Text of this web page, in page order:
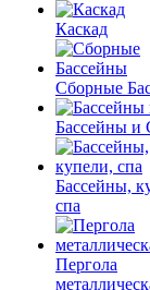
Каскад
Сборные
Бассейны и
Бассейны,
спа
Пергола